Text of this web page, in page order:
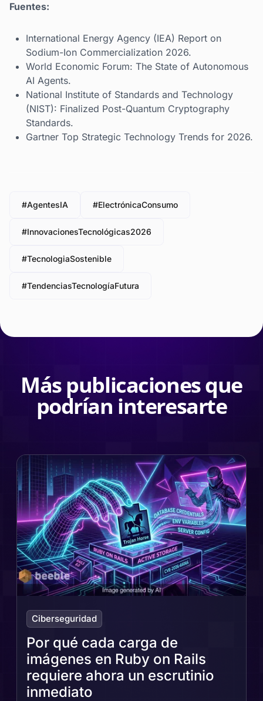
Fuentes:
International Energy Agency (IEA) Report on
Sodium-Ion Commercialization 2026.
World Economic Forum: The State of Autonomous
AI Agents.
National Institute of Standards and Technology
(NIST): Finalized Post-Quantum Cryptography
Standards.
Gartner Top Strategic Technology Trends for 2026.
#AgentesIA #ElectrónicaConsumo
#InnovacionesTecnológicas2026
#TecnologiaSostenible
#TendenciasTecnologíaFutura
Más publicaciones que
podrían interesarte
Ciberseguridad
Por qué cada carga de
imágenes en Ruby on Rails
requiere ahora un escrutinio
inmediato